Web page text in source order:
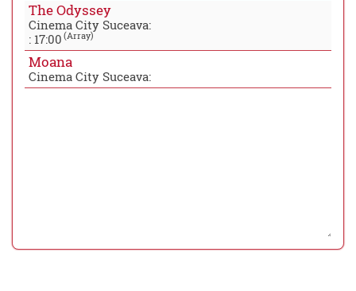
The Odyssey
Cinema City Suceava:
: 17:00 (Array)
Moana
Cinema City Suceava: